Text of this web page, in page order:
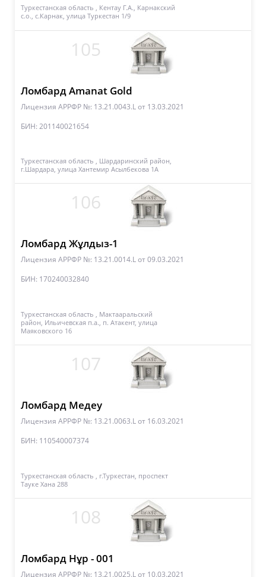
Туркестанская область , Кентау Г.А., Карнакский
с.о., с.Карнак, улица Туркестан 1/9
105
Ломбард Amanat Gold
Лицензия АРРФР №: 13.21.0043.Lот 13.03.2021
БИН: 201140021654
Туркестанская область , Шардаринский район,
г.Шардара, улица Хантемир Асылбекова 1А
106
Ломбард Жұлдыз-1
Лицензия АРРФР №: 13.21.0014.Lот 09.03.2021
БИН: 170240032840
Туркестанская область , Мактааральский
район, Ильичевская п.а., п. Атакент, улица
Маяковского 16
107
Ломбард Медеу
Лицензия АРРФР №: 13.21.0063.Lот 16.03.2021
БИН: 110540007374
Туркестанская область , г.Туркестан, проспект
Тауке Хана 288
108
Ломбард Нұр - 001
Лицензия АРРФР №: 13.21.0025.Lот 10.03.2021